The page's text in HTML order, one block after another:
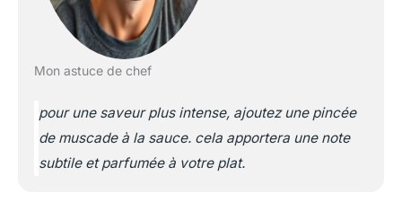
Mon astuce de chef
pour une saveur plus intense, ajoutez une pincée
de muscade à la sauce. cela apportera une note
subtile et parfumée à votre plat.